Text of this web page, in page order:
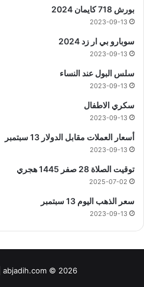
بورش 718 كايمان 2024
2023-09-13
سوبارو بي ار زد 2024
2023-09-13
سلس البول عند النساء
2023-09-13
سكري الاطفال
2023-09-13
أسعار العملات مقابل الدولار 13 سبتمبر
2023-09-13
توقيت الصلاة 28 صفر 1445 هجري
2025-07-02
سعر الذهب اليوم 13 سبتمبر
2023-09-13
| abjadih.com © 2026